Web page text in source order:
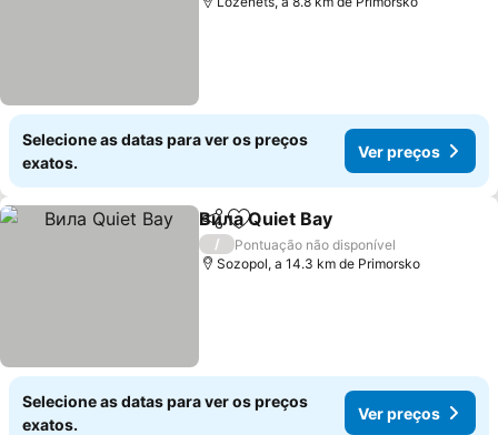
Selecione as datas para ver os preços
exatos.
Ver preços
PartilharAdicionar aos favoritos
Вила Quiet Bay
/
Pontuação não disponível
Sozopol, a 14.3 km de Primorsko
Selecione as datas para ver os preços
exatos.
Ver preços